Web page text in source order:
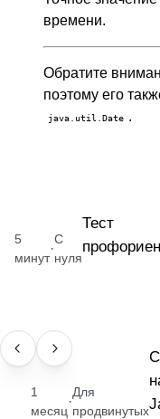
времени.
Обратите
поэтому его
java.util.Date .
5
минут
·
С
нуля
Тест
НАВЫК
1
месяц
·
Для
продвинутых